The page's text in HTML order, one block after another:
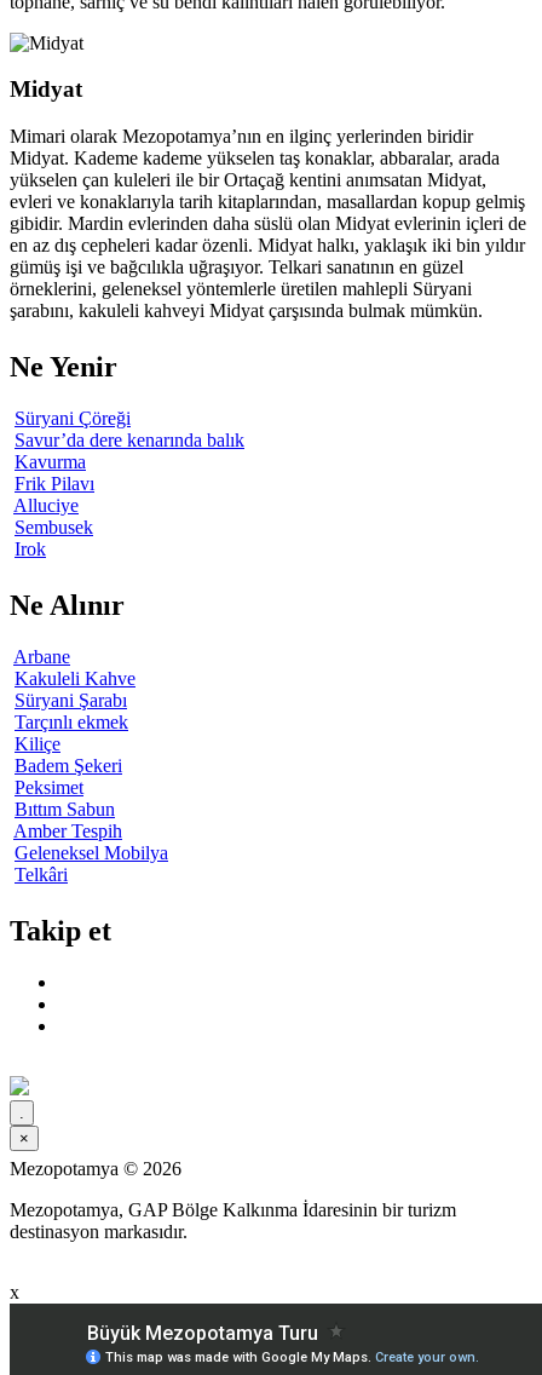
Midyat
Mimari olarak Mezopotamya’nın en ilginç yerlerinden biridir
Midyat. Kademe kademe yükselen taş konaklar, abbaralar, arada
yükselen çan kuleleri ile bir Ortaçağ kentini anımsatan Midyat,
evleri ve konaklarıyla tarih kitaplarından, masallardan kopup gelmiş
gibidir. Mardin evlerinden daha süslü olan Midyat evlerinin içleri de
en az dış cepheleri kadar özenli. Midyat halkı, yaklaşık iki bin yıldır
gümüş işi ve bağcılıkla uğraşıyor. Telkari sanatının en güzel
örneklerini, geleneksel yöntemlerle üretilen mahlepli Süryani
şarabını, kakuleli kahveyi Midyat çarşısında bulmak mümkün.
Ne Yenir
Süryani Çöreği
Savur’da dere kenarında balık
Kavurma
Frik Pilavı
Alluciye
Sembusek
Irok
Ne Alınır
Arbane
Kakuleli Kahve
Süryani Şarabı
Tarçınlı ekmek
Kiliçe
Badem Şekeri
Peksimet
Bıttım Sabun
Amber Tespih
Geleneksel Mobilya
Telkâri
Takip et
x
×
Mezopotamya © 2026
Mezopotamya, GAP Bölge Kalkınma İdaresinin bir turizm
destinasyon markasıdır.
x